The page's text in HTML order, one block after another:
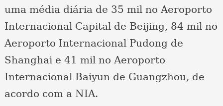
uma média diária de 35 mil no Aeroporto
Internacional Capital de Beijing, 84 mil no
Aeroporto Internacional Pudong de
Shanghai e 41 mil no Aeroporto
Internacional Baiyun de Guangzhou, de
acordo com a NIA.